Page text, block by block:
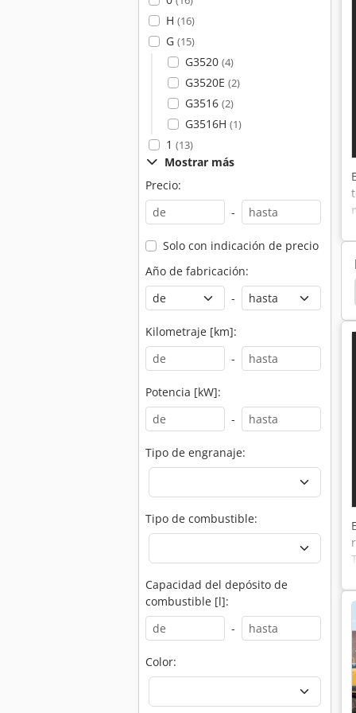
H (16)
G (15)
G3520 (4)
G3520E (2)
G3516 (2)
G3516H (1)
1 (13)
Mostrar más
Precio:
-
Solo con indicación de precio
Año de fabricación:
-
Kilometraje [km]:
-
Potencia [kW]:
-
Tipo de engranaje:
Tipo de combustible:
Capacidad del depósito de
combustible [l]:
-
Color:
Liebherr 902 Liebherr 932